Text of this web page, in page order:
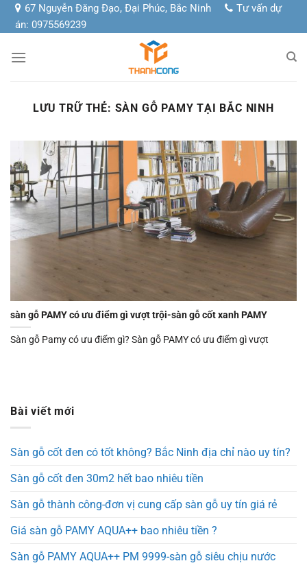
Chuyển
đến
dung
67 Nguyễn Đăng Đạo, Đại Phúc, Bắc Ninh
Tư vấn dự
án: 0975569239
LƯU TRỮ THẺ: SÀN GỖ PAMY TẠI BẮC NINH
sàn gỗ PAMY có ưu điểm gì vượt trội-sàn gỗ cốt xanh PAMY
Sàn gỗ Pamy có ưu điểm gì? Sàn gỗ PAMY có ưu điểm gì vượt
Bài viết mới
Sàn gỗ cốt đen có tốt không? Bắc Ninh địa chỉ nào uy tín?
Sàn gỗ cốt đen 30m2 hết bao nhiêu tiền
Sàn gỗ thành công-đơn vị cung cấp sàn gỗ uy tín giá rẻ
Giá sàn gỗ PAMY AQUA++ bao nhiêu tiền ?
Sàn gỗ PAMY AQUA++ PM 9999-sàn gỗ siêu chịu nước